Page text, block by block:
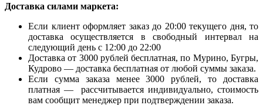
Доставка силами маркета:
Если клиент оформляет заказ до 20:00 текущего дня, то
доставка осуществляется в свободный интервал на
следующий день с 12:00 до 22:00
Доставка от 3000 рублей бесплатная, по Мурино, Бугры,
Кудрово — доставка бесплатная от любой суммы заказа.
Если сумма заказа менее 3000 рублей, то доставка
платная — рассчитывается индивидуально, стоимость
вам сообщит менеджер при подтверждении заказа.